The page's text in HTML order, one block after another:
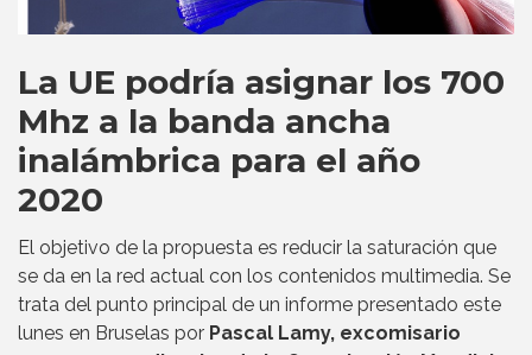
La UE podría asignar los 700
Mhz a la banda ancha
inalámbrica para el año
2020
El objetivo de la propuesta es reducir la saturación que
se da en la red actual con los contenidos multimedia. Se
trata del punto principal de un informe presentado este
lunes en Bruselas por Pascal Lamy, excomisario